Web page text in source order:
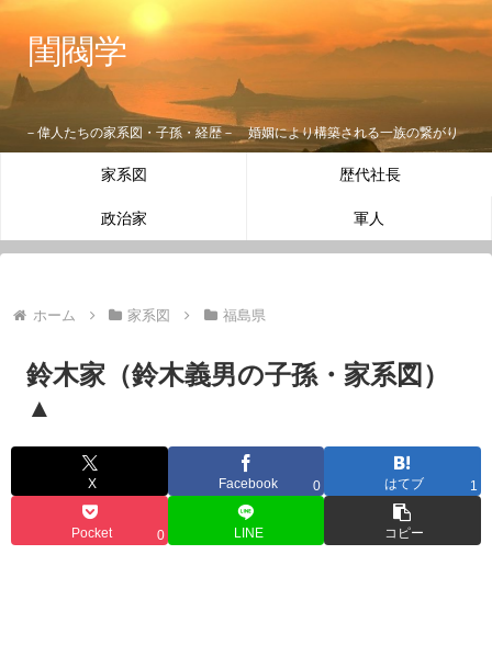
閨閥学
－偉人たちの家系図・子孫・経歴－ 婚姻により構築される一族の繋がり
家系図 歴代社長
政治家 軍人
ホーム 家系図 福島県
鈴木家（鈴木義男の子孫・家系図）
▲
X Facebook 0 はてブ 1
Pocket 0 LINE コピー